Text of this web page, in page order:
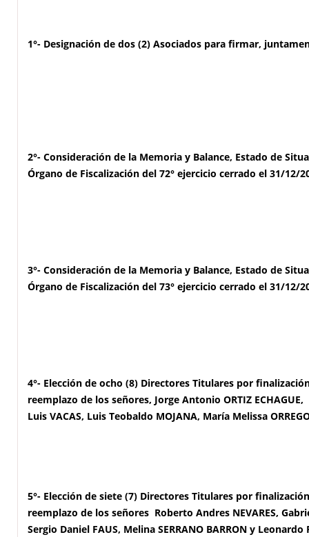
1°- Designación de dos (2) Asociados para firmar,
2°- Consideración de la Memoria y Balance, Estado de
Órgano de Fiscalización del 72° ejercicio cerrado el 31/12/
3°- Consideración de la Memoria y Balance, Estado de
Órgano de Fiscalización del 73° ejercicio cerrado el 31/12/
4°- Elección de ocho (8) Directores Titulares por
reemplazo de los señores, Jorge Antonio ORTIZ
Luis VACAS, Luis Teobaldo MOJANA, María Melissa
5°- Elección de siete (7) Directores Titulares por
reemplazo de los señores Roberto Andres NEVARES,
Sergio Daniel FAUS, Melina SERRANO BARRON y Leonardo